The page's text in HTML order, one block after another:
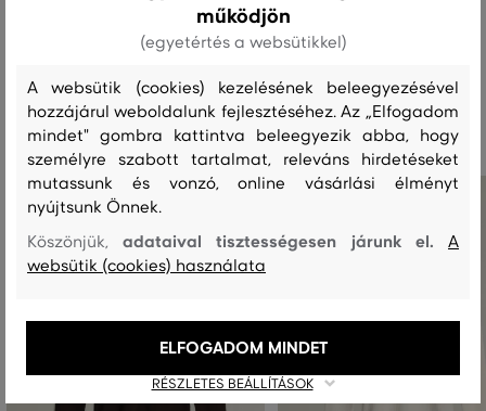
Ajánlott termékek
működjön
(egyetértés a websütikkel)
A websütik (cookies) kezelésének beleegyezésével
hozzájárul weboldalunk fejlesztéséhez. Az „Elfogadom
mindet" gombra kattintva beleegyezik abba, hogy
személyre szabott tartalmat, releváns hirdetéseket
mutassunk és vonzó, online vásárlási élményt
nyújtsunk Önnek.
Köszönjük,adataival tisztességesen járunk el.A
websütik (cookies) használata
RÉSZLETES BEÁLLÍTÁSOK
ELFOGADOM MINDET